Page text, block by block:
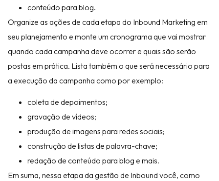
conteúdo para blog.
Organize as ações de cada etapa do Inbound Marketing em
seu planejamento e monte um cronograma que vai mostrar
quando cada campanha deve ocorrer e quais são serão
postas em prática. Lista também o que será necessário para
a execução da campanha como por exemplo:
coleta de depoimentos;
gravação de vídeos;
produção de imagens para redes sociais;
construção de listas de palavra-chave;
redação de conteúdo para blog e mais.
Em suma, nessa etapa da gestão de Inbound você, como